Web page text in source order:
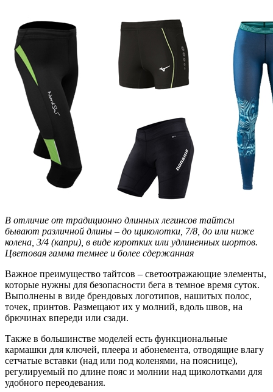
В отличие от традиционно длинных легинсов тайтсы
бывают различной длины – до щиколотки, 7/8, до или ниже
колена, 3/4 (капри), в виде коротких или удлиненных шортов.
Цветовая гамма темнее и более сдержанная
Важное преимущество тайтсов – светоотражающие элементы,
которые нужны для безопасности бега в темное время суток.
Выполнены в виде брендовых логотипов, нашитых полос,
точек, принтов. Размещают их у молний, вдоль швов, на
брючинах впереди или сзади.
Также в большинстве моделей есть функциональные
кармашки для ключей, плеера и абонемента, отводящие влагу
сетчатые вставки (над или под коленями, на пояснице),
регулируемый по длине пояс и молнии над щиколотками для
удобного переодевания.